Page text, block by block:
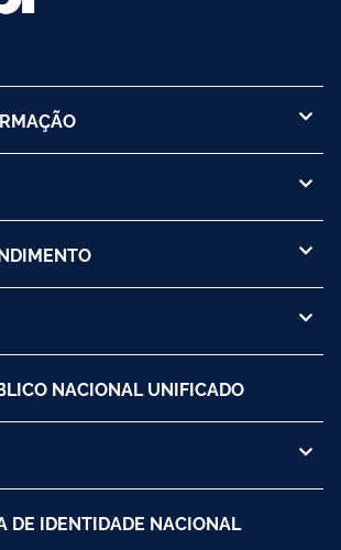
NACIONAL UNIFICADO
DE IDENTIDADE NACIONAL